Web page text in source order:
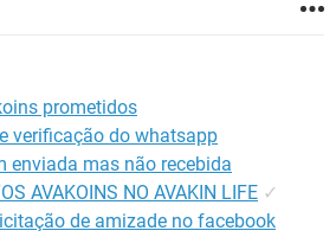
prometidos
verificação do whatsapp
enviada mas não recebida
AVAKOINS NO AVAKIN LIFE ✓
de amizade no facebook